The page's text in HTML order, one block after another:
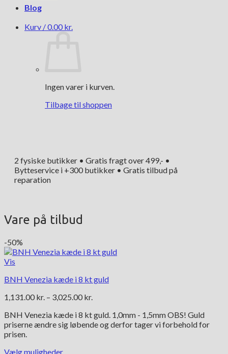
Blog
Kurv /0.00 kr.
Ingen varer i kurven.
Tilbage til shoppen
2 fysiske butikker • Gratis fragt over 499,- •
Bytteservice i +300 butikker • Gratis tilbud på
reparation
Vare på tilbud
-50%
Vis
BNH Venezia kæde i 8 kt guld
1,131.00 kr. – 3,025.00 kr.
til
3,025.00 kr.
BNH Venezia kæde i 8 kt guld. 1,0mm - 1,5mm OBS! Guld
priserne ændre sig løbende og derfor tager vi forbehold for
prisen.
Vælg muligheder